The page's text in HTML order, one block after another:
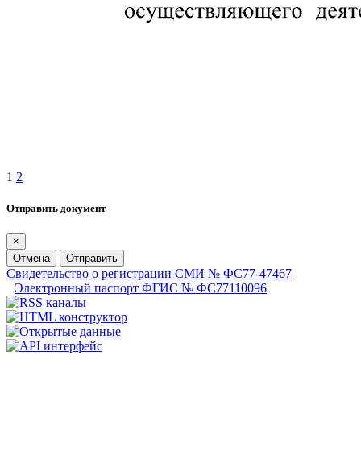
1 2
Отправить документ
×
Отмена
Отправить
Свидетельство о регистрации СМИ № ФС77-47467
Электронный паспорт ФГИС № ФС77110096